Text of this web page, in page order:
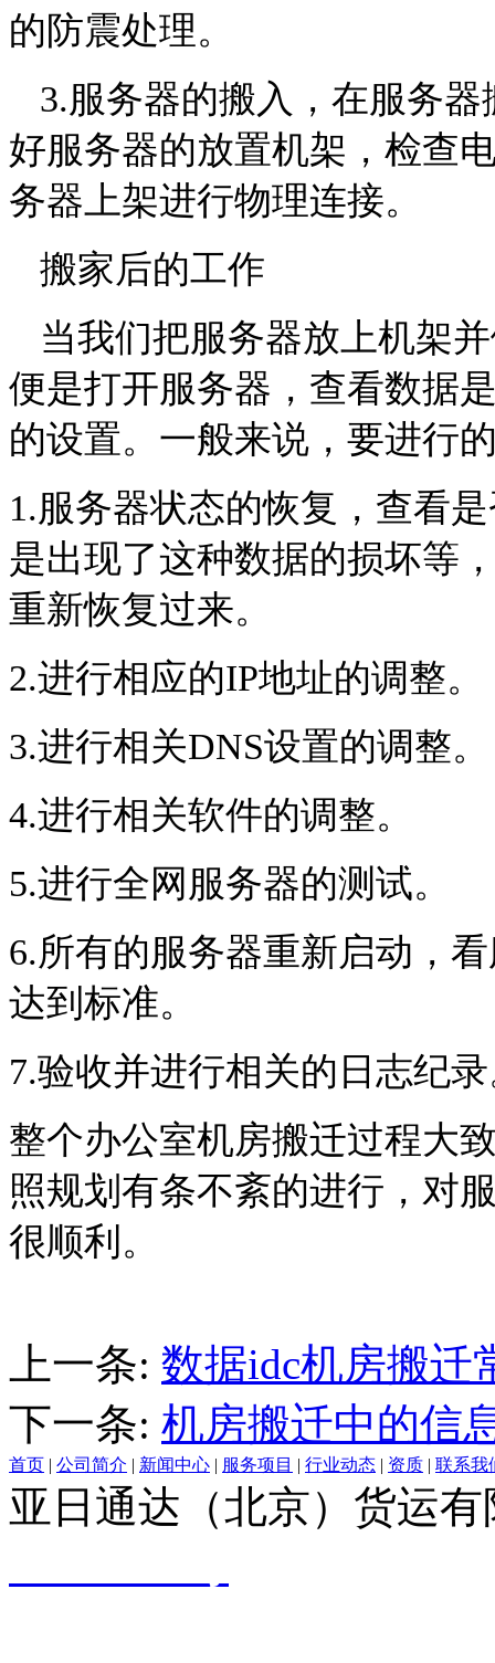
的防震处理。
3.服务器的搬入，在服务
好服务器的放置机架，检查
务器上架进行物理连接。
搬家后的工作
当我们把服务器放上机架
便是打开服务器，查看数据
的设置。一般来说，要进行
1.服务器状态的恢复，查看
是出现了这种数据的损坏等
重新恢复过来。
2.进行相应的IP地址的调整。
3.进行相关DNS设置的调整。
4.进行相关软件的调整。
5.进行全网服务器的测试。
6.所有的服务器重新启动，
达到标准。
7.验收并进行相关的日志纪
整个办公室机房搬迁过程大
照规划有条不紊的进行，对
很顺利。
上一条: 数据idc机房搬迁
下一条: 机房搬迁中的信
首页 | 公司简介 | 新闻中心 | 服务项目 | 行业动态 | 资质 | 联系我
亚日通达（北京）货运